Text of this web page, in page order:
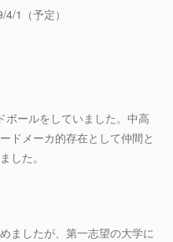
1（予定）
ールをしていました。中高
ドメーカ的存在として仲間と
した。
ましたが、第一志望の大学に